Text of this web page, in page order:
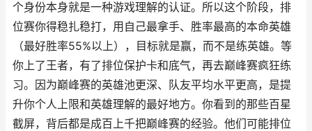
个身份本身就是一种游戏理解的认证。所以这个阶段，排
位赛你得稳扎稳打，用自己最拿手、胜率最高的本命英雄
（最好胜率55%以上），目标就是赢，而不是练英雄。等
你上了王者，有了排位保护卡和底气，再去巅峰赛疯狂练
习。因为巅峰赛的英雄池更深、队友平均水平更高，是提
升你个人上限和英雄理解的最好地方。你看到的那些百星
截屏，背后都是成百上千把巅峰赛的经验。他们可能排位